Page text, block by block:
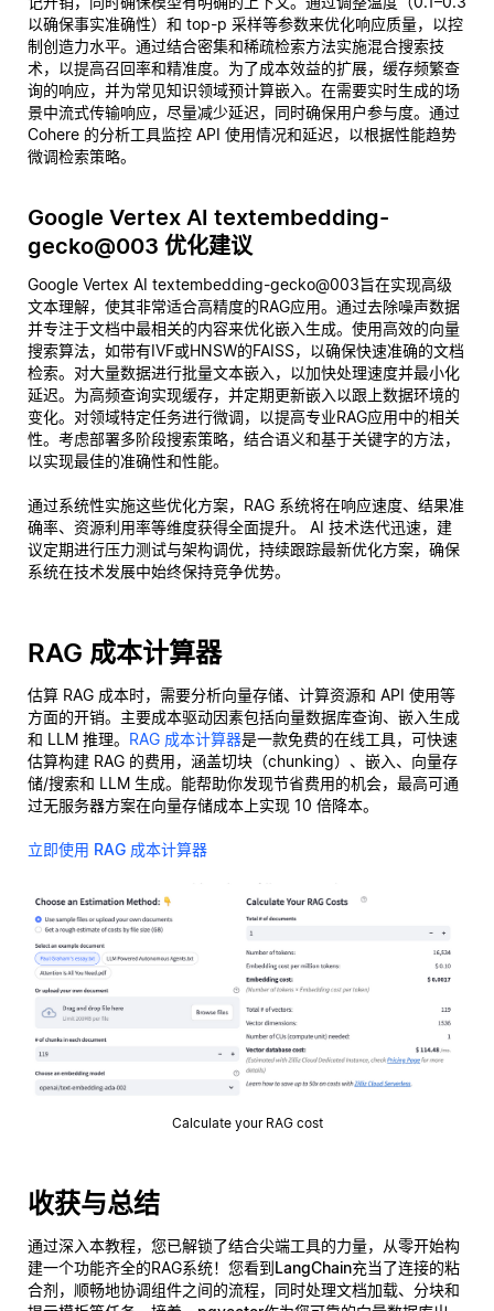
以确保事实准确性）和 top-p 采样等参数来优化响应质量，以控
制创造力水平。通过结合密集和稀疏检索方法实施混合搜索技
术，以提高召回率和精准度。为了成本效益的扩展，缓存频繁查
询的响应，并为常见知识领域预计算嵌入。在需要实时生成的场
景中流式传输响应，尽量减少延迟，同时确保用户参与度。通过
Cohere 的分析工具监控 API 使用情况和延迟，以根据性能趋势
微调检索策略。
Google Vertex AI textembedding-
gecko@003 优化建议
Google Vertex AI textembedding-gecko@003旨在实现高级
文本理解，使其非常适合高精度的RAG应用。通过去除噪声数据
并专注于文档中最相关的内容来优化嵌入生成。使用高效的向量
搜索算法，如带有IVF或HNSW的FAISS，以确保快速准确的文档
检索。对大量数据进行批量文本嵌入，以加快处理速度并最小化
延迟。为高频查询实现缓存，并定期更新嵌入以跟上数据环境的
变化。对领域特定任务进行微调，以提高专业RAG应用中的相关
性。考虑部署多阶段搜索策略，结合语义和基于关键字的方法，
以实现最佳的准确性和性能。
通过系统性实施这些优化方案，RAG 系统将在响应速度、结果准
确率、资源利用率等维度获得全面提升。 AI 技术迭代迅速，建
议定期进行压力测试与架构调优，持续跟踪最新优化方案，确保
系统在技术发展中始终保持竞争优势。
RAG 成本计算器
估算 RAG 成本时，需要分析向量存储、计算资源和 API 使用等
方面的开销。主要成本驱动因素包括向量数据库查询、嵌入生成
和 LLM 推理。 RAG 成本计算器是一款免费的在线工具，可快速
估算构建 RAG 的费用，涵盖切块（chunking）、嵌入、向量存
储/搜索和 LLM 生成。能帮助你发现节省费用的机会，最高可通
过无服务器方案在向量存储成本上实现 10 倍降本。
立即使用 RAG 成本计算器
Calculate your RAG cost
收获与总结
通过深入本教程，您已解锁了结合尖端工具的力量，从零开始构
建一个功能齐全的RAG系统！您看到LangChain充当了连接的粘
合剂，顺畅地协调组件之间的流程，同时处理文档加载、分块和